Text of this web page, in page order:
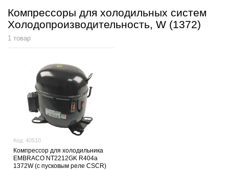
Компрессоры для холодильных систем
Холодопроизводительность, W (1372)
1 товар
Код: 40510
Компрессор для холодильника
EMBRACO NT2212GK R404a
1372W (с пусковым реле CSCR)